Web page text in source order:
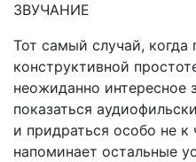
ЗВУЧАНИЕ
Тот самый случай,
конструктивной
неожиданно интересное
показаться
и придраться особо не
напоминает остальные